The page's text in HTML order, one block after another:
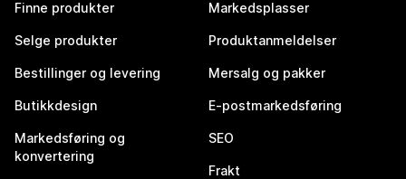
Finne produkter
Selge produkter
Bestillinger og levering
Butikkdesign
Markedsføring og
konvertering
Markedsplasser
Produktanmeldelser
Mersalg og pakker
E-postmarkedsføring
SEO
Frakt